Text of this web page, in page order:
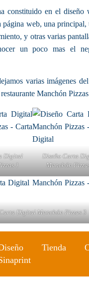
constituido en el diseño
página web, una principal,
y otras varias
un poco mas el
varias imágenes
Manchón
Digital
1
Diseño Carta
Manchón
Digital Manchón Pizzas 3
Tienda